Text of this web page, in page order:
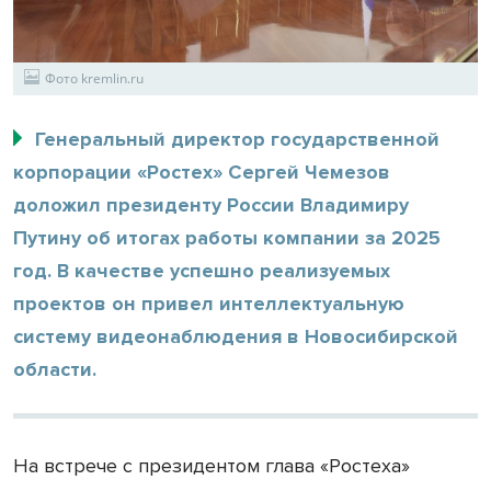
Фото kremlin.ru
Генеральный директор государственной
корпорации «Ростех» Сергей Чемезов
доложил президенту России Владимиру
Путину об итогах работы компании за 2025
год. В качестве успешно реализуемых
проектов он привел интеллектуальную
систему видеонаблюдения в Новосибирской
области.
На встрече с президентом глава «Ростеха»